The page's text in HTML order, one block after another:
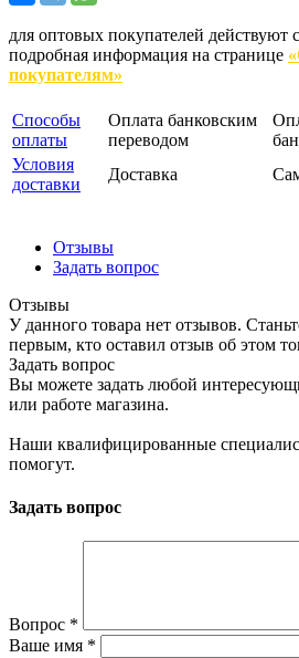
для оптовых покупателей действуют
подробная информация на странице
покупателям»
Способы
оплаты
Оплата банковским
переводом
Условия
доставки
Доставка
Отзывы
Задать вопрос
Отзывы
У данного товара нет отзывов.
первым, кто оставил отзыв об этом
Задать вопрос
Вы можете задать любой
или работе магазина.
Наши квалифицированные
помогут.
Задать вопрос
Вопрос *
Ваше имя *